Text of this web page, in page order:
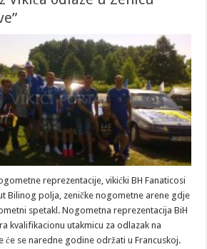
reprezentacije, vikićki BH Fanaticosi
Bilinog polja, zeničke nogometne arene gdje
spetakl. Nogometna reprezentacija BiH
kvalifikacionu utakmicu za odlazak na
će se naredne godine održati u Francuskoj.